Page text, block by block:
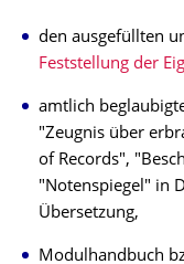
den ausgefüllten
Feststellung der
amtlich
"Zeugnis über
of Records",
"Notenspiegel" in
Übersetzung,
Modulhandbuch